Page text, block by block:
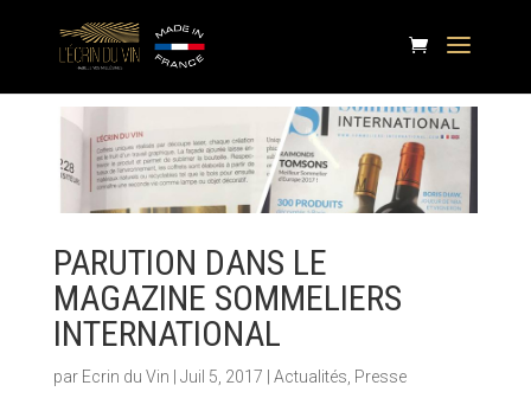
PARUTION DANS LE
MAGAZINE SOMMELIERS
INTERNATIONAL
par Ecrin du Vin | Juil 5, 2017 | Actualités Presse